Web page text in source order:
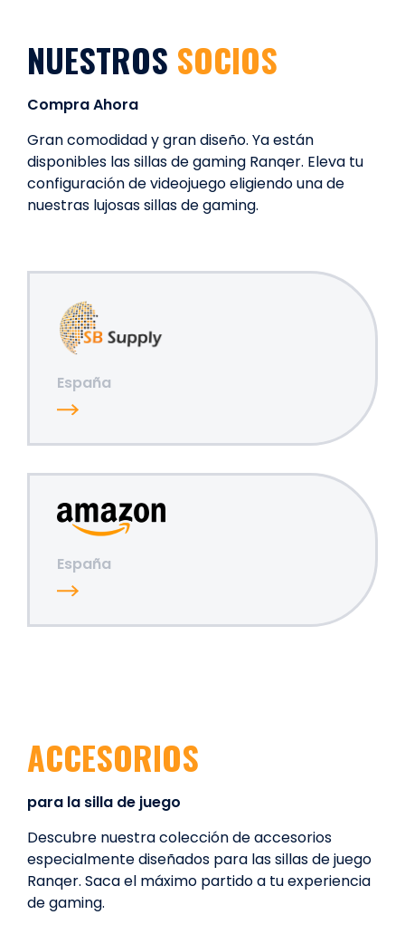
NUESTROS SOCIOS
Compra Ahora
Gran comodidad y gran diseño. Ya están
disponibles las sillas de gaming Ranqer. Eleva tu
configuración de videojuego eligiendo una de
nuestras lujosas sillas de gaming.
España
España
ACCESORIOS
para la silla de juego
Descubre nuestra colección de accesorios
especialmente diseñados para las sillas de juego
Ranqer. Saca el máximo partido a tu experiencia
de gaming.